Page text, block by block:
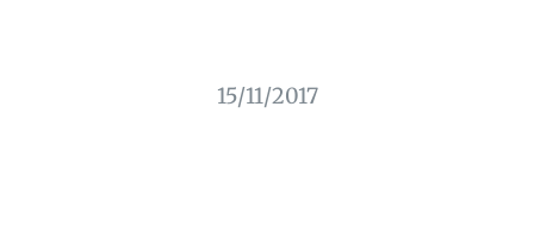
15/11/2017